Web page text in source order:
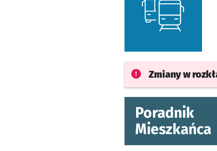
Zmiany w
Poradnik
Mieszkańca